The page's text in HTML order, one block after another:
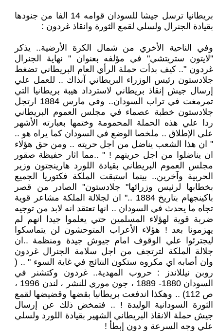
بريطانيا ترسل جيشا للسودان قوامه 14 الفا من جنودها
بقيادة الجنرال ولسلي لقمع الثورة وانقاذ غردون :
وفي الناحية الأخري من شمال الكرة الأرضية.. يذكر
"لايتون ستريتشي" في مؤلفه بعنوان " نهاية الجنرال
غردون ".. كيف بدأت حملة الرأي العام البريطاني تضغط
جلادستون رئيس الوزراء البريطاني آنذاك .. للعمل علي
إرسال جيش إنقاذ بريطاني لاسترداد هيبة بريطانيا التي
تمرمغت في تراب السودان.. وفي مارس 1884 ارتجل
جلادستون خطبة عصماء في مجلس العموم البريطاني
ردا علي هذه الحملة المحمومة وختمها بعبارته الأشهر
علي الإطلاق .. ملخصا الوضع في السودان كما يراه هو ..
" ان هذا الشعب يناضل من اجل حريته .. ومن حق هؤلاء
ان يناضلوا من اجل حريتهم ! " ..مما اثار حفيظة صقور
مجلس العموم البريطاني بقيادة اللورد هارينجتون وزير
الحربية وآخرين.. بينما استبقت الملكة فكتوريا الجميع
بخطابها لرئيس وزرائها" جلادستون" الصادر من قصر
باكينجهام بتاريخ 1884 .." ان لجلالة الملكة مشاعر قوية
تجاه ما يحدث في السودان .. انها تعتقد انه لابد من توجيه
ضربة قوية لهؤلاء المسلمين حتي يعلموا جيدا انهم لم
يهزمونا بعد ! هؤلاء الأعراب المتوحشون لن يتماسكوا
ليجترئوا علي الوقوف امام جيوش جيدة ومنظمة ..ان
جلالة الملكة لترتجف من اجل سلامة الجنرال غردون
وان أصابه اي مكروه ستكون النتائج في غاية السوء " .. (
روبن نيللاندز : حروب المهدية.. غردون وكتشنر في
السودان 1880- 1889 ، جون موري للنشر ، لندن 1996 ،
ص 112) .. وهكذا اندفعت بريطانيا بقضها وقضيضها لقمع
الثورة السودانية الوليدة ! .. فتمخض ذلك عن إرسال
جيش حملة الانقاذ البريطاني الشهير بقيادة اللورد ولسلي
علي وجه السرعة و دون إبطأ !